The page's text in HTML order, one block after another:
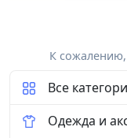
К
Все
Одежда и